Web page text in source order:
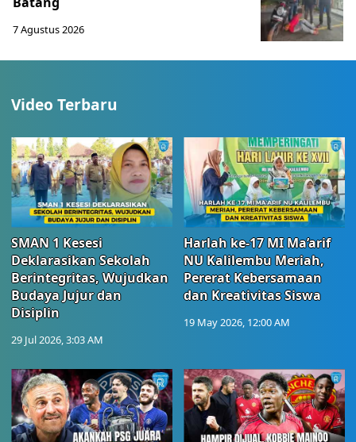
7 Agustus 2026
Video Terbaru
SMAN 1 Kesesi
Deklarasikan Sekolah
Berintegritas, Wujudkan
Budaya Jujur dan
Disiplin
29 Jul 2026, 3:03 AM
Harlah ke-17 MI Ma’arif
NU Kalilembu Meriah,
Pererat Kebersamaan
dan Kreativitas Siswa
19 May 2026, 12:00 AM